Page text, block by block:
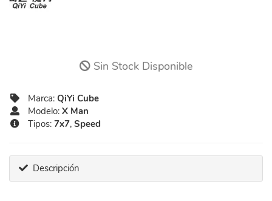
Sin Stock Disponible
Marca: QiYi Cube
Modelo: X Man
Tipos: 7x7, Speed
Descripción